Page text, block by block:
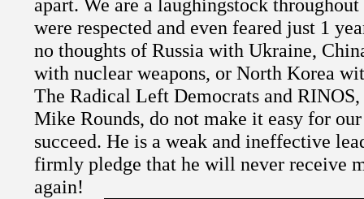
apart. We are a laughingstock
were respected and even feared just 1
no thoughts of Russia with Ukraine,
with nuclear weapons, or North Korea
The Radical Left Democrats and
Mike Rounds, do not make it easy for
succeed. He is a weak and ineffective
firmly pledge that he will never receive
again!